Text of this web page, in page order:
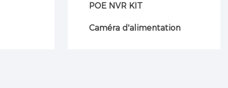
POE NVR KIT
Caméra d'alimentation